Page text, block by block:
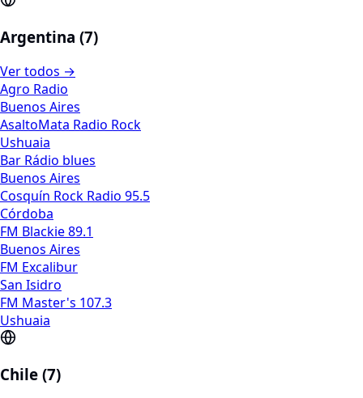
Argentina (7)
Ver todos →
Agro Radio
Buenos Aires
AsaltoMata Radio Rock
Ushuaia
Bar Rádio blues
Buenos Aires
Cosquín Rock Radio 95.5
Córdoba
FM Blackie 89.1
Buenos Aires
FM Excalibur
San Isidro
FM Master's 107.3
Ushuaia
Chile (7)